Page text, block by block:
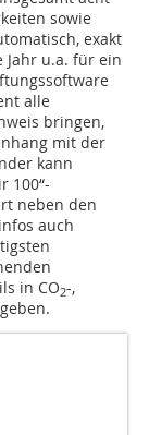
sowie
exakt
Jahr u.a. für ein
alle
bringen,
mit der
kann
100“-
neben den
auch
in CO2-,